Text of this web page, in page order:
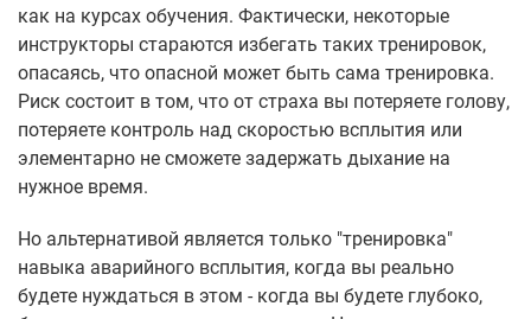
как на курсах обучения. Фактически, некоторые
инструкторы стараются избегать таких тренировок,
опасаясь, что опасной может быть сама тренировка.
Риск состоит в том, что от страха вы потеряете голову,
потеряете контроль над скоростью всплытия или
элементарно не сможете задержать дыхание на
нужное время.
Но альтернативой является только "тренировка"
навыка аварийного всплытия, когда вы реально
будете нуждаться в этом - когда вы будете глубоко,